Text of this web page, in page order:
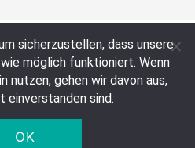
sicherzustellen, dass unsere
möglich funktioniert. Wenn
nutzen, gehen wir davon aus,
einverstanden sind.
OK